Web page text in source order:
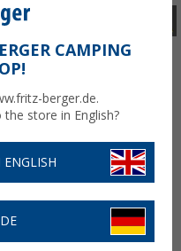
CAMPING
berger.de.
store in English?